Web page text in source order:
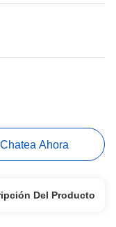
Chatea Ahora
Del Producto